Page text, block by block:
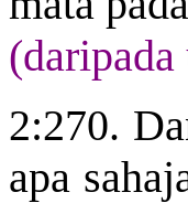
2:270.
apa